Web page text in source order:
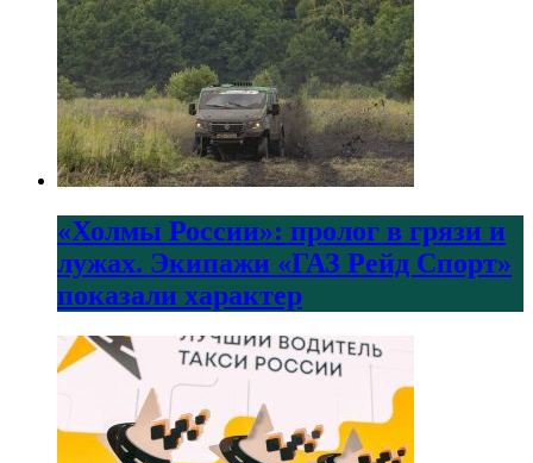
«Холмы России»: пролог в грязи и
лужах. Экипажи «ГАЗ Рейд Спорт»
показали характер